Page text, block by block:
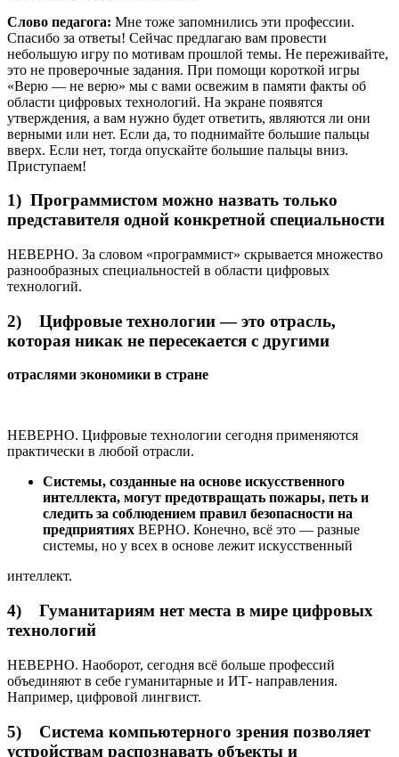
Слово педагога: Мне тоже запомнились эти профессии.
Спасибо за ответы! Сейчас предлагаю вам провести
небольшую игру по мотивам прошлой темы. Не переживайте,
это не проверочные задания. При помощи короткой игры
«Верю — не верю» мы с вами освежим в памяти факты об
области цифровых технологий. На экране появятся
утверждения, а вам нужно будет ответить, являются ли они
верными или нет. Если да, то поднимайте большие пальцы
вверх. Если нет, тогда опускайте большие пальцы вниз.
Приступаем!
1) Программистом можно назвать только
представителя одной конкретной специальности
НЕВЕРНО. За словом «программист» скрывается множество
разнообразных специальностей в области цифровых
технологий.
2) Цифровые технологии — это отрасль,
которая никак не пересекается с другими
отраслями экономики в стране
НЕВЕРНО. Цифровые технологии сегодня применяются
практически в любой отрасли.
Системы, созданные на основе искусственного
интеллекта, могут предотвращать пожары, петь и
следить за соблюдением правил безопасности на
предприятиях ВЕРНО. Конечно, всё это — разные
системы, но у всех в основе лежит искусственный
интеллект.
4) Гуманитариям нет места в мире цифровых
технологий
НЕВЕРНО. Наоборот, сегодня всё больше профессий
объединяют в себе гуманитарные и ИТ- направления.
Например, цифровой лингвист.
5) Система компьютерного зрения позволяет
устройствам распознавать объекты и